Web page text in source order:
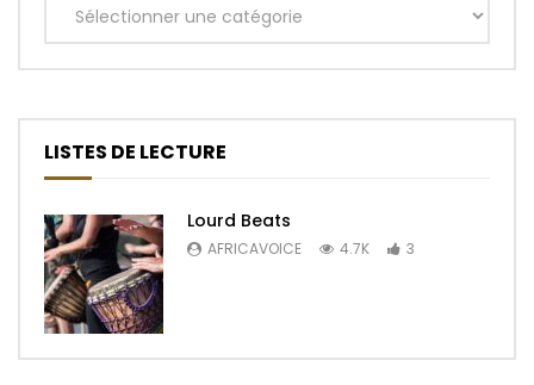
Catégories
LISTES DE LECTURE
Lourd Beats
AFRICAVOICE 4.7K 3